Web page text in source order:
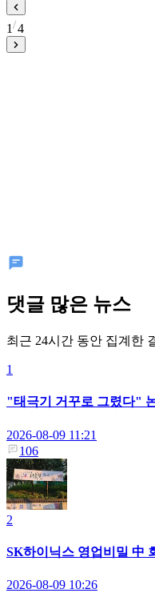
1 4
댓글 많은 뉴스
최근 24시간 동안 집계한
1
"태극기 거꾸로 그렸다"
2026-08-09 11:21
106
2
SK하이닉스 영업비밀 中
2026-08-09 10:26